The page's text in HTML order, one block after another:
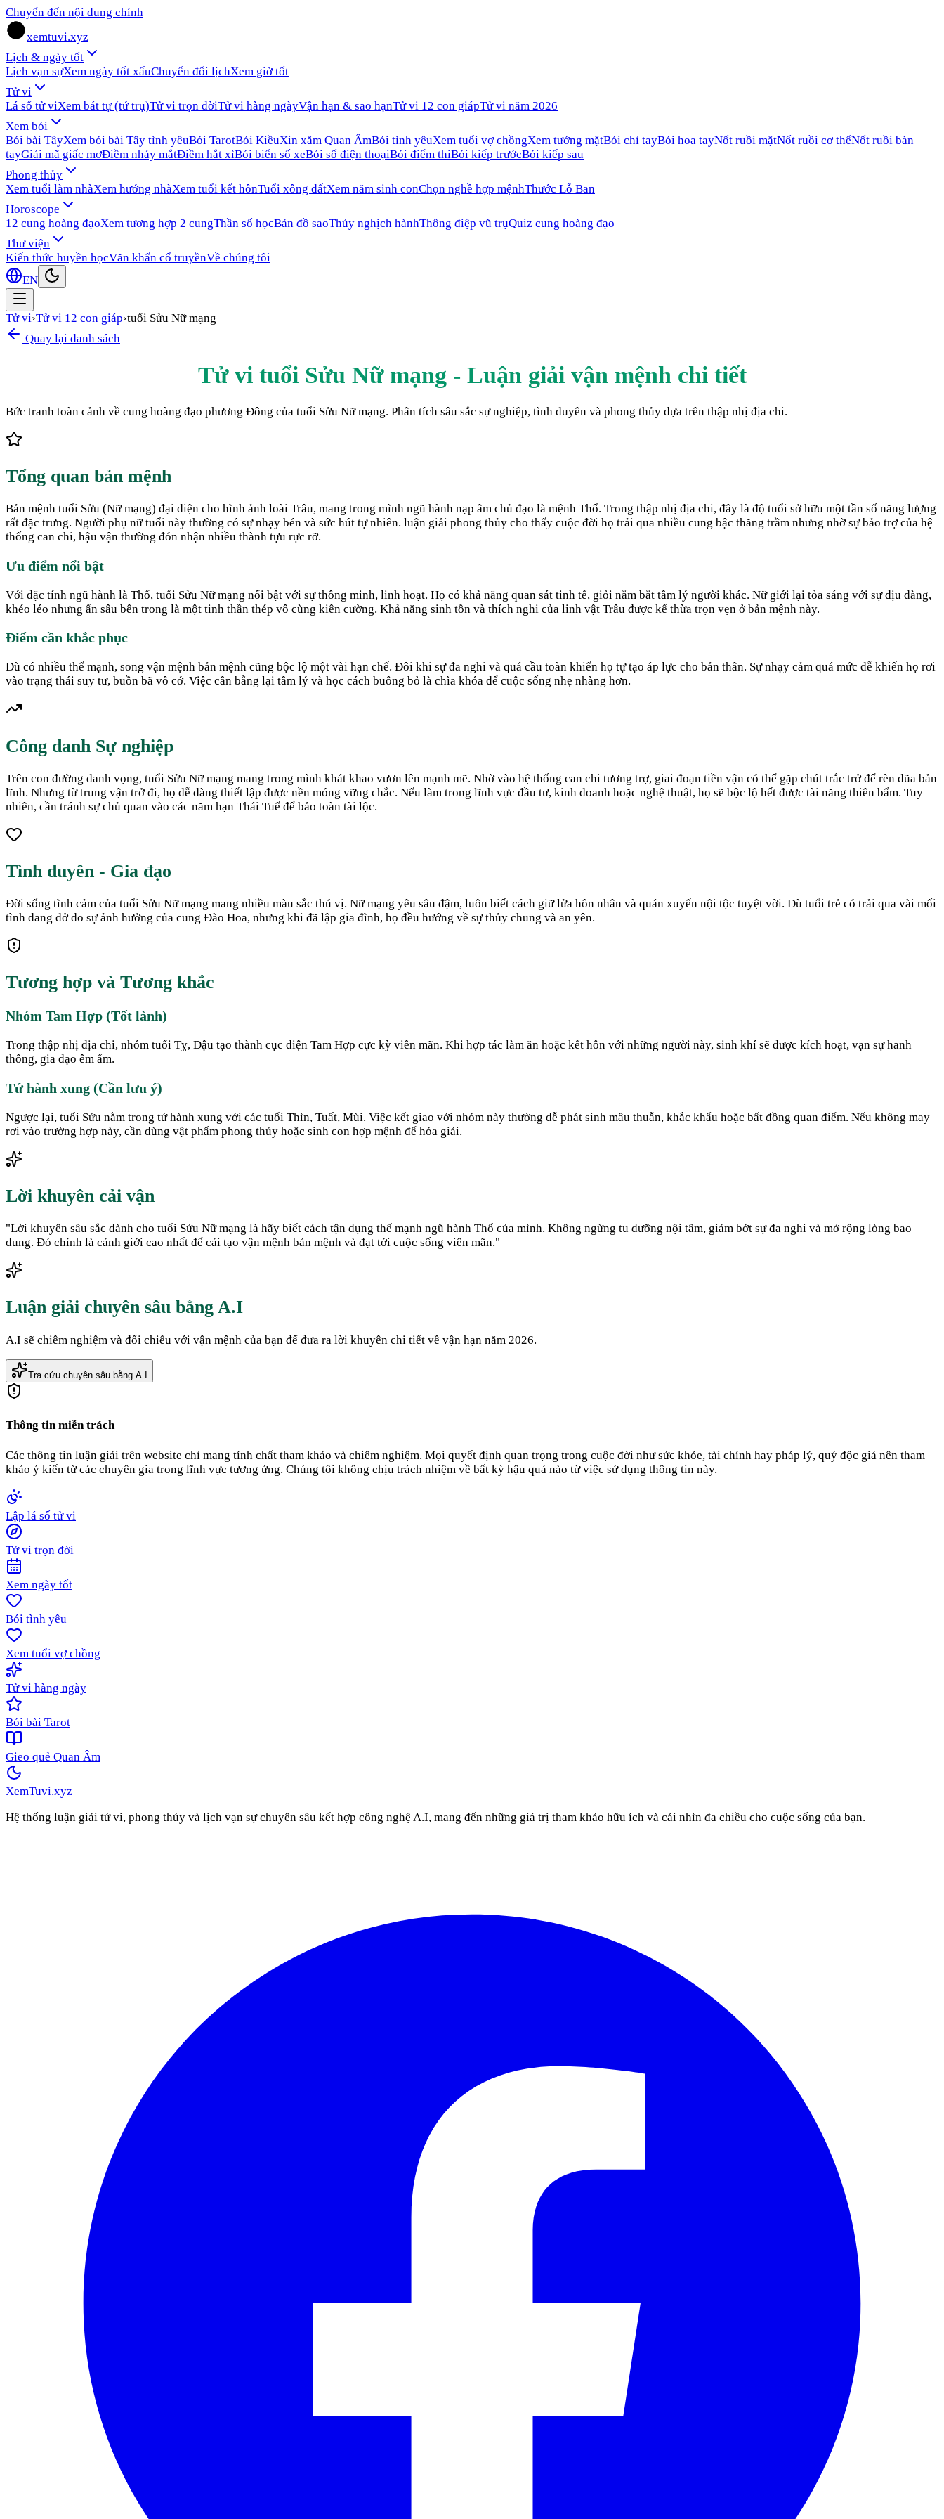
Chuyển đến nội dung chính
xemtuvi.xyz
Lịch & ngày tốt
Lịch vạn sựXem ngày tốt xấuChuyển đổi lịchXem giờ tốt
Tử vi
Lá số tử viXem bát tự (tứ trụ)Tử vi trọn đờiTử vi hàng ngàyVận hạn & sao hạnTử vi 12 con giápTử vi năm 2026
Xem bói
Bói bài TâyXem bói bài Tây tình yêuBói TarotBói KiềuXin xăm Quan ÂmBói tình yêuXem tuổi vợ chồngXem tướng mặtBói chỉ tayBói hoa tayNốt ruồi mặtNốt ruồi cơ thểNốt ruồi bàn
tayGiải mã giấc mơĐiềm nháy mắtĐiềm hắt xìBói biển số xeBói số điện thoạiBói điểm thiBói kiếp trướcBói kiếp sau
Phong thủy
Xem tuổi làm nhàXem hướng nhàXem tuổi kết hônTuổi xông đấtXem năm sinh conChọn nghề hợp mệnhThước Lỗ Ban
Horoscope
12 cung hoàng đạoXem tương hợp 2 cungThần số họcBản đồ saoThủy nghịch hànhThông điệp vũ trụQuiz cung hoàng đạo
Thư viện
Kiến thức huyền họcVăn khấn cổ truyềnVề chúng tôi
EN
Tử vi›Tử vi 12 con giáp›tuổi Sửu Nữ mạng
Quay lại danh sách
Tử vi tuổi Sửu Nữ mạng - Luận giải vận mệnh chi tiết
Bức tranh toàn cảnh về cung hoàng đạo phương Đông của tuổi Sửu Nữ mạng. Phân tích sâu sắc sự nghiệp, tình duyên và phong thủy dựa trên thập nhị địa chi.
Tổng quan bản mệnh
Bản mệnh tuổi Sửu (Nữ mạng) đại diện cho hình ảnh loài Trâu, mang trong mình ngũ hành nạp âm chủ đạo là mệnh Thổ. Trong thập nhị địa chi, đây là độ tuổi sở hữu một tần số năng lượng
rất đặc trưng. Người phụ nữ tuổi này thường có sự nhạy bén và sức hút tự nhiên. luận giải phong thủy cho thấy cuộc đời họ trải qua nhiều cung bậc thăng trầm nhưng nhờ sự bảo trợ của hệ
thống can chi, hậu vận thường đón nhận nhiều thành tựu rực rỡ.
Ưu điểm nổi bật
Với đặc tính ngũ hành là Thổ, tuổi Sửu Nữ mạng nổi bật với sự thông minh, linh hoạt. Họ có khả năng quan sát tinh tế, giỏi nắm bắt tâm lý người khác. Nữ giới lại tỏa sáng với sự dịu dàng,
khéo léo nhưng ẩn sâu bên trong là một tinh thần thép vô cùng kiên cường. Khả năng sinh tồn và thích nghi của linh vật Trâu được kế thừa trọn vẹn ở bản mệnh này.
Điểm cần khắc phục
Dù có nhiều thế mạnh, song vận mệnh bản mệnh cũng bộc lộ một vài hạn chế. Đôi khi sự đa nghi và quá cầu toàn khiến họ tự tạo áp lực cho bản thân. Sự nhạy cảm quá mức dễ khiến họ rơi
vào trạng thái suy tư, buồn bã vô cớ. Việc cân bằng lại tâm lý và học cách buông bỏ là chìa khóa để cuộc sống nhẹ nhàng hơn.
Công danh Sự nghiệp
Trên con đường danh vọng, tuổi Sửu Nữ mạng mang trong mình khát khao vươn lên mạnh mẽ. Nhờ vào hệ thống can chi tương trợ, giai đoạn tiền vận có thể gặp chút trắc trở để rèn dũa bản
lĩnh. Nhưng từ trung vận trở đi, họ dễ dàng thiết lập được nền móng vững chắc. Nếu làm trong lĩnh vực đầu tư, kinh doanh hoặc nghệ thuật, họ sẽ bộc lộ hết được tài năng thiên bẩm. Tuy
nhiên, cần tránh sự chủ quan vào các năm hạn Thái Tuế để bảo toàn tài lộc.
Tình duyên - Gia đạo
Đời sống tình cảm của tuổi Sửu Nữ mạng mang nhiều màu sắc thú vị. Nữ mạng yêu sâu đậm, luôn biết cách giữ lửa hôn nhân và quán xuyến nội tộc tuyệt vời. Dù tuổi trẻ có trải qua vài mối
tình dang dở do sự ảnh hưởng của cung Đào Hoa, nhưng khi đã lập gia đình, họ đều hướng về sự thủy chung và an yên.
Tương hợp và Tương khắc
Nhóm Tam Hợp (Tốt lành)
Trong thập nhị địa chi, nhóm tuổi Tỵ, Dậu tạo thành cục diện Tam Hợp cực kỳ viên mãn. Khi hợp tác làm ăn hoặc kết hôn với những người này, sinh khí sẽ được kích hoạt, vạn sự hanh
thông, gia đạo êm ấm.
Tứ hành xung (Cần lưu ý)
Ngược lại, tuổi Sửu nằm trong tứ hành xung với các tuổi Thìn, Tuất, Mùi. Việc kết giao với nhóm này thường dễ phát sinh mâu thuẫn, khắc khẩu hoặc bất đồng quan điểm. Nếu không may
rơi vào trường hợp này, cần dùng vật phẩm phong thủy hoặc sinh con hợp mệnh để hóa giải.
Lời khuyên cải vận
"Lời khuyên sâu sắc dành cho tuổi Sửu Nữ mạng là hãy biết cách tận dụng thế mạnh ngũ hành Thổ của mình. Không ngừng tu dưỡng nội tâm, giảm bớt sự đa nghi và mở rộng lòng bao
dung. Đó chính là cảnh giới cao nhất để cải tạo vận mệnh bản mệnh và đạt tới cuộc sống viên mãn."
Luận giải chuyên sâu bằng A.I
A.I sẽ chiêm nghiệm và đối chiếu với vận mệnh của bạn để đưa ra lời khuyên chi tiết về vận hạn năm 2026.
Tra cứu chuyên sâu bằng A.I
Thông tin miễn trách
Các thông tin luận giải trên website chỉ mang tính chất tham khảo và chiêm nghiệm. Mọi quyết định quan trọng trong cuộc đời như sức khỏe, tài chính hay pháp lý, quý độc giả nên tham
khảo ý kiến từ các chuyên gia trong lĩnh vực tương ứng. Chúng tôi không chịu trách nhiệm về bất kỳ hậu quả nào từ việc sử dụng thông tin này.
Lập lá số tử vi
Tử vi trọn đời
Xem ngày tốt
Bói tình yêu
Xem tuổi vợ chồng
Tử vi hàng ngày
Bói bài Tarot
Gieo quẻ Quan Âm
XemTuvi.xyz
Hệ thống luận giải tử vi, phong thủy và lịch vạn sự chuyên sâu kết hợp công nghệ A.I, mang đến những giá trị tham khảo hữu ích và cái nhìn đa chiều cho cuộc sống của bạn.